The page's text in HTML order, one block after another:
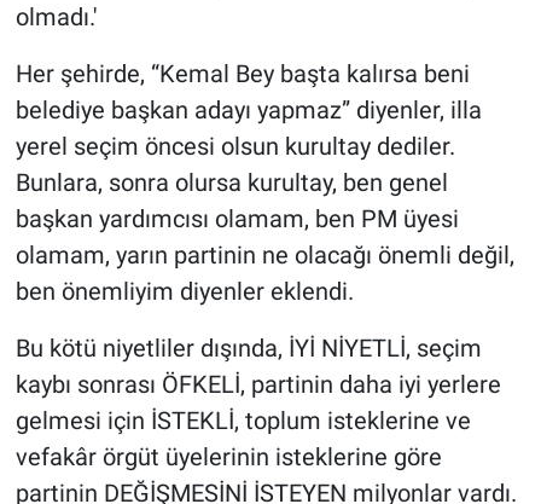
olmadı.'
Her şehirde, “Kemal Bey başta kalırsa beni
belediye başkan adayı yapmaz” diyenler, illa
yerel seçim öncesi olsun kurultay dediler.
Bunlara, sonra olursa kurultay, ben genel
başkan yardımcısı olamam, ben PM üyesi
olamam, yarın partinin ne olacağı önemli değil,
ben önemliyim diyenler eklendi.
Bu kötü niyetliler dışında, İYİ NİYETLİ, seçim
kaybı sonrası ÖFKELİ, partinin daha iyi yerlere
gelmesi için İSTEKLİ, toplum isteklerine ve
vefakâr örgüt üyelerinin isteklerine göre
partinin DEĞİŞMESİNİ İSTEYEN milyonlar vardı.